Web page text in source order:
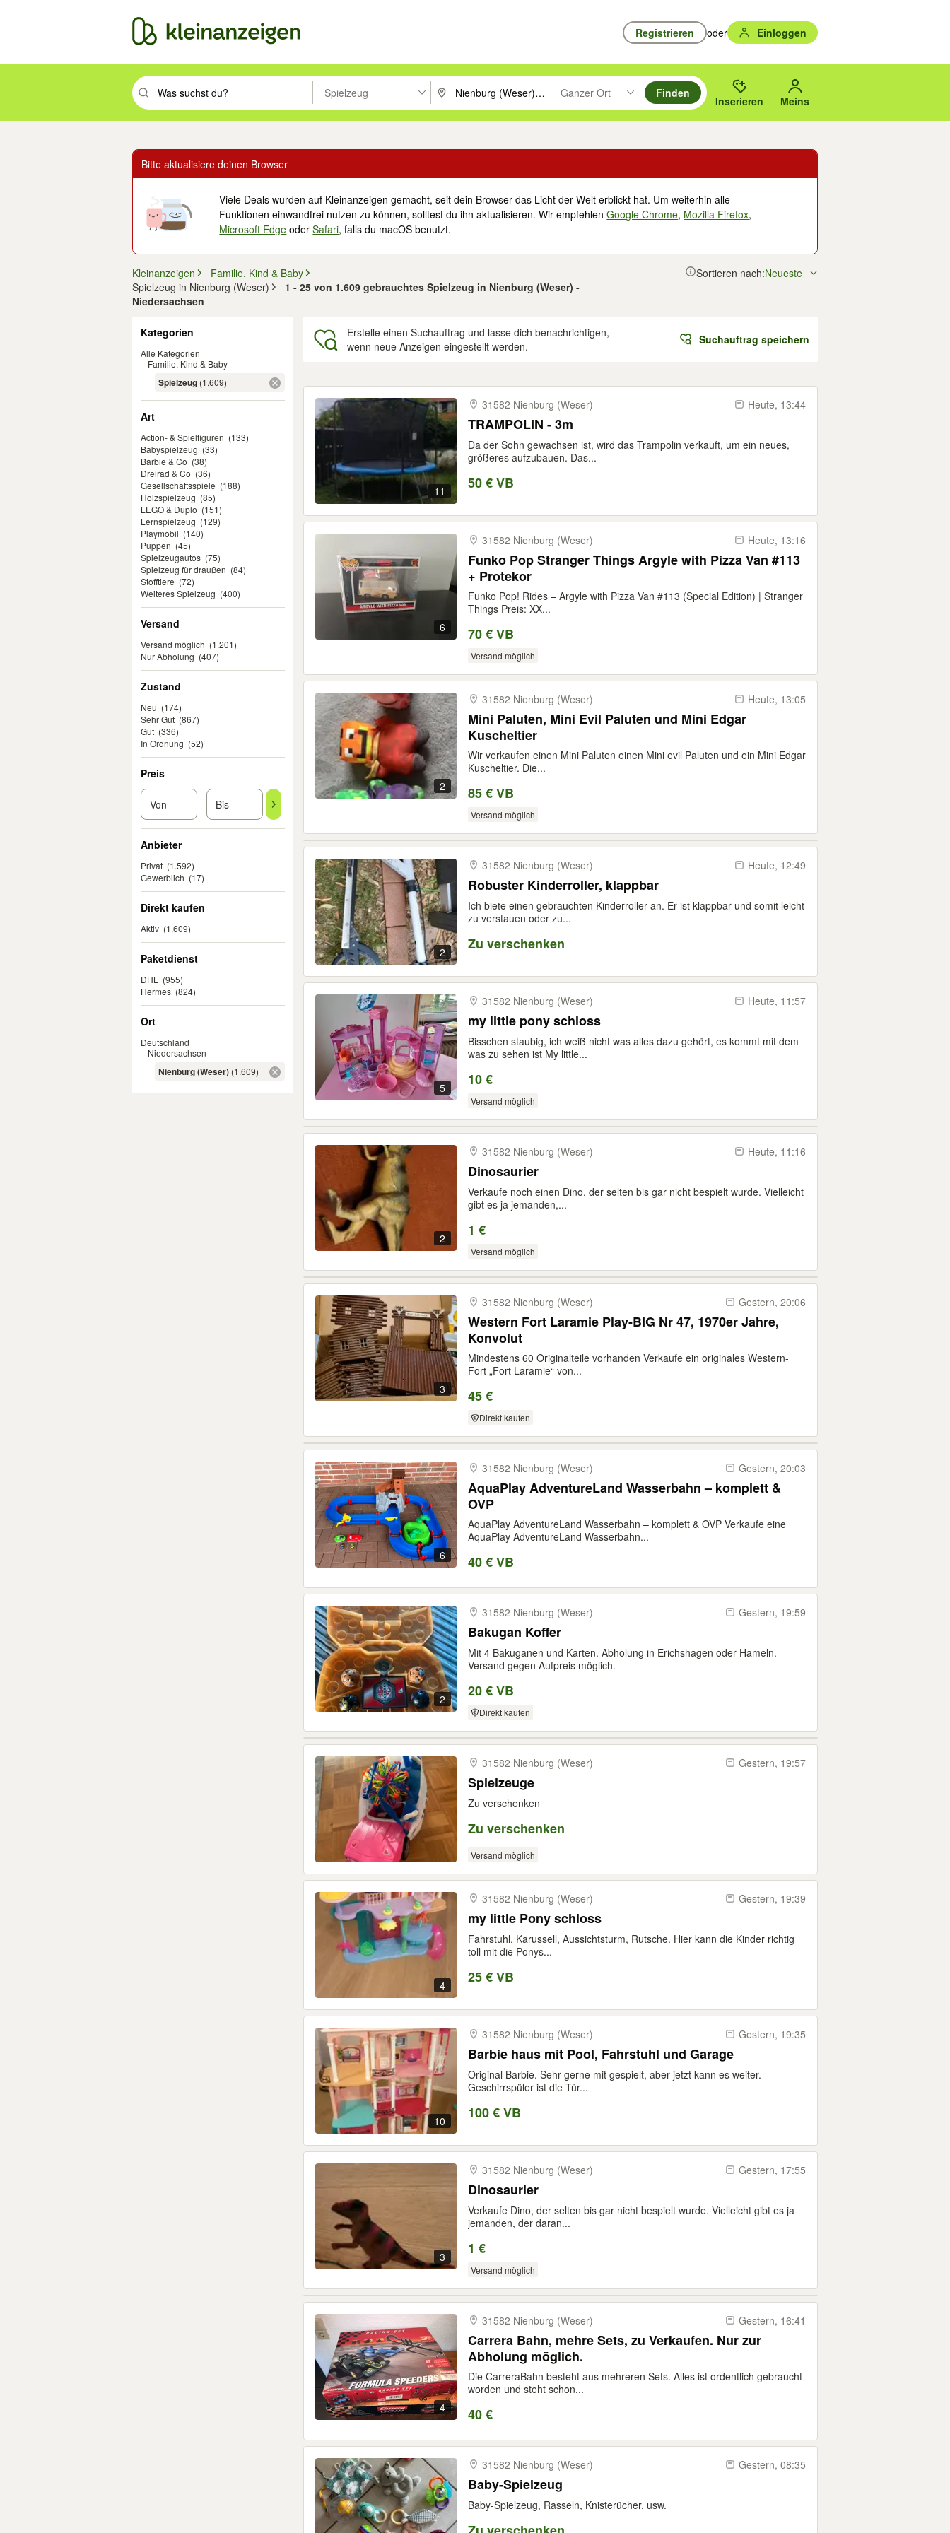
Registrieren oder Einloggen
Suchbegriff eingeben. Eingabetaste drücken um zu suchen, oder Vorschläge mit den Pfeiltasten nach oben/unten durchsuchen und mit Eingabetaste auswählen.
Spielzeug PLZ oder Ort eingeben. Eingabetaste drücken um zu suchen, oder Vorschläge mit den Pfeiltasten nach oben/
Ganzer Ort
Suche im Umkreis des gewählten Orts oder PLZ.
Finden
Inserieren Meins
Bitte aktualisiere deinen Browser
Viele Deals wurden auf Kleinanzeigen gemacht, seit dein Browser das Licht der Welt erblickt hat. Um weiterhin alle
Funktionen einwandfrei nutzen zu können, solltest du ihn aktualisieren. Wir empfehlenGoogle Chrome, Mozilla Firefox,
Microsoft Edge oderSafari, falls du macOS benutzt.
Kleinanzeigen
Familie, Kind & Baby
Spielzeug in Nienburg (Weser)
1 - 25 von 1.609 gebrauchtes Spielzeug in Nienburg (Weser) -
Niedersachsen
Sortieren nach:Neueste
Kategorien
Alle Kategorien
Familie, Kind & Baby
Spielzeug (1.609)
Art
Action- & Spielfiguren (133)
Babyspielzeug (33)
Barbie & Co (38)
Dreirad & Co (36)
Gesellschaftsspiele (188)
Holzspielzeug (85)
LEGO & Duplo (151)
Lernspielzeug (129)
Playmobil (140)
Puppen (45)
Spielzeugautos (75)
Spielzeug für draußen (84)
Stofftiere (72)
Weiteres Spielzeug (400)
Versand
Versand möglich (1.201)
Nur Abholung (407)
Zustand
Neu (174)
Sehr Gut (867)
Gut (336)
In Ordnung (52)
Preis
-
Anbieter
Privat (1.592)
Gewerblich (17)
Direkt kaufen
Aktiv (1.609)
Paketdienst
DHL
(955)
Hermes (824)
Ort
Deutschland
Niedersachsen
Nienburg (Weser) (1.609)
Erstelle einen Suchauftrag und lasse dich benachrichtigen,
wenn neue Anzeigen eingestellt werden.
Suchauftrag speichern
11
31582 Nienburg (Weser) Heute, 13:44
TRAMPOLIN - 3m
Da der Sohn gewachsen ist, wird das Trampolin verkauft, um ein neues,
größeres aufzubauen. Das...
50 € VB
6
31582 Nienburg (Weser) Heute, 13:16
Funko Pop Stranger Things Argyle with Pizza Van #113
+ Protekor
Funko Pop! Rides – Argyle with Pizza Van #113 (Special Edition) | Stranger
Things Preis: XX...
70 € VB
Versand möglich
2
31582 Nienburg (Weser) Heute, 13:05
Mini Paluten, Mini Evil Paluten und Mini Edgar
Kuscheltier
Wir verkaufen einen Mini Paluten einen Mini evil Paluten und ein Mini Edgar
Kuscheltier. Die...
85 € VB
Versand möglich
2
31582 Nienburg (Weser) Heute, 12:49
Robuster Kinderroller, klappbar
Ich biete einen gebrauchten Kinderroller an. Er ist klappbar und somit leicht
zu verstauen oder zu...
Zu verschenken
5
31582 Nienburg (Weser) Heute, 11:57
my little pony schloss
Bisschen staubig, ich weiß nicht was alles dazu gehört, es kommt mit dem
was zu sehen ist My little...
10 €
Versand möglich
2
31582 Nienburg (Weser) Heute, 11:16
Dinosaurier
Verkaufe noch einen Dino, der selten bis gar nicht bespielt wurde. Vielleicht
gibt es ja jemanden,...
1 €
Versand möglich
3
31582 Nienburg (Weser) Gestern, 20:06
Western Fort Laramie Play-BIG Nr 47, 1970er Jahre,
Konvolut
Mindestens 60 Originalteile vorhanden Verkaufe ein originales Western-
Fort „Fort Laramie“ von...
45 €
Direkt kaufen
6
31582 Nienburg (Weser) Gestern, 20:03
AquaPlay AdventureLand Wasserbahn – komplett &
OVP
AquaPlay AdventureLand Wasserbahn – komplett & OVP Verkaufe eine
AquaPlay AdventureLand Wasserbahn...
40 € VB
2
31582 Nienburg (Weser) Gestern, 19:59
Bakugan Koffer
Mit 4 Bakuganen und Karten. Abholung in Erichshagen oder Hameln.
Versand gegen Aufpreis möglich.
20 € VB
Direkt kaufen
31582 Nienburg (Weser) Gestern, 19:57
Spielzeuge
Zu verschenken
Zu verschenken
Versand möglich
4
31582 Nienburg (Weser) Gestern, 19:39
my little Pony schloss
Fahrstuhl, Karussell, Aussichtsturm, Rutsche. Hier kann die Kinder richtig
toll mit die Ponys...
25 € VB
10
31582 Nienburg (Weser) Gestern, 19:35
Barbie haus mit Pool, Fahrstuhl und Garage
Original Barbie. Sehr gerne mit gespielt, aber jetzt kann es weiter.
Geschirrspüler ist die Tür...
100 € VB
3
31582 Nienburg (Weser) Gestern, 17:55
Dinosaurier
Verkaufe Dino, der selten bis gar nicht bespielt wurde. Vielleicht gibt es ja
jemanden, der daran...
1 €
Versand möglich
4
31582 Nienburg (Weser) Gestern, 16:41
Carrera Bahn, mehre Sets, zu Verkaufen. Nur zur
Abholung möglich.
Die CarreraBahn besteht aus mehreren Sets. Alles ist ordentlich gebraucht
worden und steht schon...
40 €
31582 Nienburg (Weser) Gestern, 08:35
Baby-Spielzeug
Baby-Spielzeug, Rasseln, Knisterücher, usw.